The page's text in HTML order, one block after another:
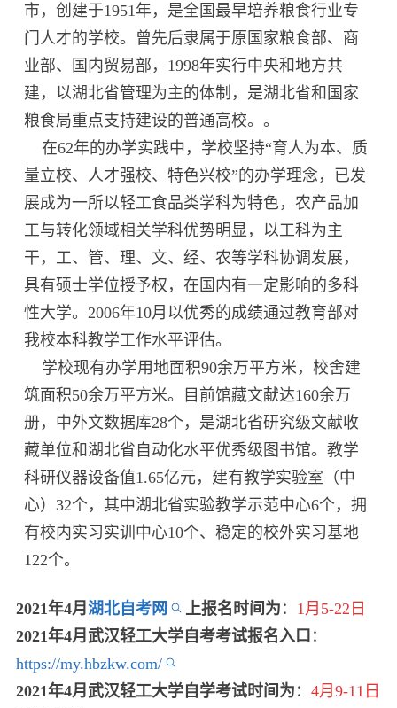
市，创建于1951年，是全国最早培养粮食行业专
门人才的学校。曾先后隶属于原国家粮食部、商
业部、国内贸易部，1998年实行中央和地方共
建，以湖北省管理为主的体制，是湖北省和国家
粮食局重点支持建设的普通高校。。
在62年的办学实践中，学校坚持“育人为本、质
量立校、人才强校、特色兴校”的办学理念，已发
展成为一所以轻工食品类学科为特色，农产品加
工与转化领域相关学科优势明显，以工科为主
干，工、管、理、文、经、农等学科协调发展，
具有硕士学位授予权，在国内有一定影响的多科
性大学。2006年10月以优秀的成绩通过教育部对
我校本科教学工作水平评估。
学校现有办学用地面积90余万平方米，校舍建
筑面积50余万平方米。目前馆藏文献达160余万
册，中外文数据库28个，是湖北省研究级文献收
藏单位和湖北省自动化水平优秀级图书馆。教学
科研仪器设备值1.65亿元，建有教学实验室（中
心）32个，其中湖北省实验教学示范中心6个，拥
有校内实习实训中心10个、稳定的校外实习基地
122个。
2021年4月 湖北自考网 上报名时间为 ： 1月5-22日
2021年4月武汉轻工大学自考考试报名入口 ：
https://my.hbzkw.com/
2021年4月武汉轻工大学自学考试时间为 ： 4月9-11日